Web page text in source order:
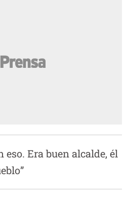
eso. Era buen alcalde, él